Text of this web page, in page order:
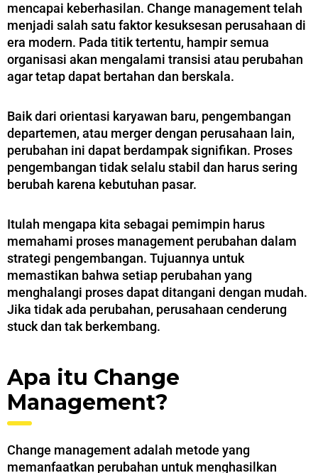
mencapai keberhasilan. Change management telah
menjadi salah satu faktor kesuksesan perusahaan di
era modern. Pada titik tertentu, hampir semua
organisasi akan mengalami transisi atau perubahan
agar tetap dapat bertahan dan berskala.
Baik dari orientasi karyawan baru, pengembangan
departemen, atau merger dengan perusahaan lain,
perubahan ini dapat berdampak signifikan. Proses
pengembangan tidak selalu stabil dan harus sering
berubah karena kebutuhan pasar.
Itulah mengapa kita sebagai pemimpin harus
memahami proses management perubahan dalam
strategi pengembangan. Tujuannya untuk
memastikan bahwa setiap perubahan yang
menghalangi proses dapat ditangani dengan mudah.
Jika tidak ada perubahan, perusahaan cenderung
stuck dan tak berkembang.
Apa itu Change
Management?
Change management adalah metode yang
memanfaatkan perubahan untuk menghasilkan